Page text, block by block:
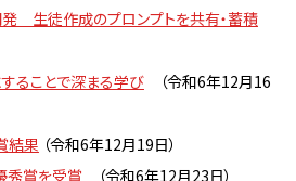
生徒作成のプロンプトを共有・蓄積
ることで深まる学び（令和6年12月16
結果 （令和6年12月19日）
秀賞を受賞 （令和6年12月23日）